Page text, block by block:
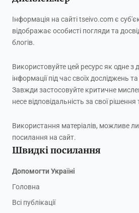
Інформація на сайті tseivo.com є
відображає особисті погляди та
блогів.
Використовуйте цей ресурс як одне з
інформації під час своїх досліджень
Завжди застосовуйте критичне
несе відповідальність за свої рішення
Використання матеріалів, можливе
посилання на сайт.
Швидкі посилання
Допомогти Україні
Головна
Всі публікації